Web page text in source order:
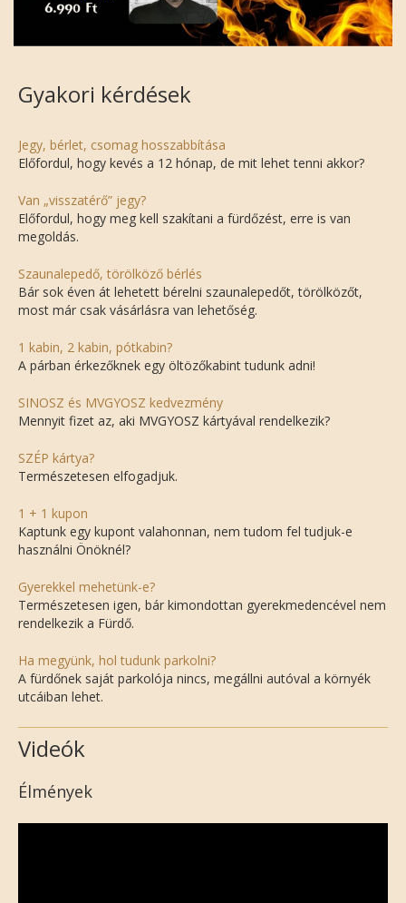
Gyakori kérdések
Jegy, bérlet, csomag hosszabbítása
Előfordul, hogy kevés a 12 hónap, de mit lehet tenni akkor?
Van „visszatérő” jegy?
Előfordul, hogy meg kell szakítani a fürdőzést, erre is van
megoldás.
Szaunalepedő, törölköző bérlés
Bár sok éven át lehetett bérelni szaunalepedőt, törölközőt,
most már csak vásárlásra van lehetőség.
1 kabin, 2 kabin, pótkabin?
A párban érkezőknek egy öltözőkabint tudunk adni!
SINOSZ és MVGYOSZ kedvezmény
Mennyit fizet az, aki MVGYOSZ kártyával rendelkezik?
SZÉP kártya?
Természetesen elfogadjuk.
1 + 1 kupon
Kaptunk egy kupont valahonnan, nem tudom fel tudjuk-e
használni Önöknél?
Gyerekkel mehetünk-e?
Természetesen igen, bár kimondottan gyerekmedencével nem
rendelkezik a Fürdő.
Ha megyünk, hol tudunk parkolni?
A fürdőnek saját parkolója nincs, megállni autóval a környék
utcáiban lehet.
Videók
Élmények